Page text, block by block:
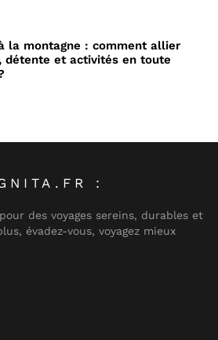
la montagne : comment allier
détente et activités en toute
:
des voyages sereins, durables et
évadez-vous, voyagez mieux